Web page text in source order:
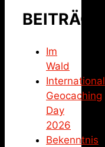
BEITRÄGE
Im
Wald
International
Geocaching
Day
2026
Bekenntnis